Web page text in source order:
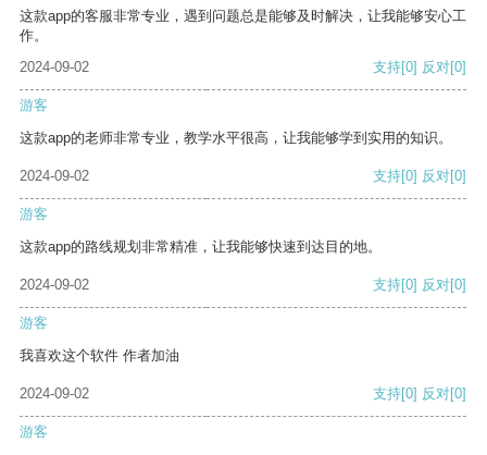
这款app的客服非常专业，遇到问题总是能够及时解决，让我能够安心工
作。
2024-09-02
支持[0] 反对[0]
游客
这款app的老师非常专业，教学水平很高，让我能够学到实用的知识。
2024-09-02 支持[0] 反对[0]
游客
这款app的路线规划非常精准，让我能够快速到达目的地。
2024-09-02 支持[0] 反对[0]
游客
我喜欢这个软件 作者加油
2024-09-02 支持[0] 反对[0]
游客